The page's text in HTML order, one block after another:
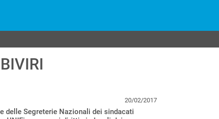
20/02/2017
delle Segreterie Nazionali dei sindacati